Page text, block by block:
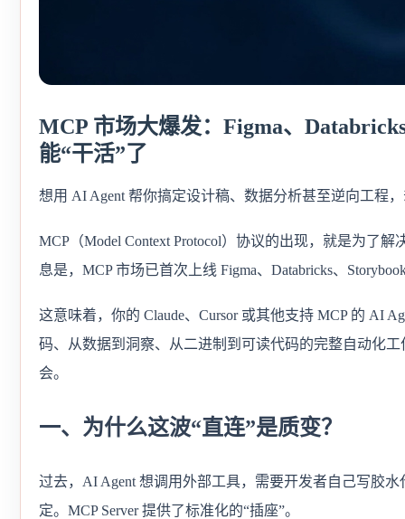
MCP 市场大爆发：Figma、
能“干活”了
想用 AI Agent 帮你搞定设计稿、数据分析甚至逆向工程
MCP（Model Context Protocol）协议的出现，就是为了
息是，MCP 市场已首次上线 Figma、Databricks、
这意味着，你的 Claude、Cursor 或其他支持 MCP 的 AI
码、从数据到洞察、从二进制到可读代码的完整自动化
会。
一、为什么这波“直连”是质变？
过去，AI Agent 想调用外部工具，需要开发者自己写胶
定。MCP Server 提供了标准化的“插座”。